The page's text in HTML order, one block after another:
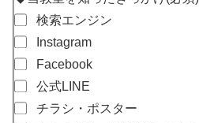
検索エンジン
Instagram
Facebook
公式LINE
チラシ・ポスター